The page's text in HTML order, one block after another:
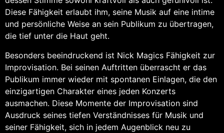
Diese Fähigkeit erlaubt ihm, seine Musik auf eine intime
und persönliche Weise an sein Publikum zu übertragen,
die tief unter die Haut geht.
Besonders beeindruckend ist Nick Magics Fähigkeit zur
Improvisation. Bei seinen Auftritten überrascht er das
Publikum immer wieder mit spontanen Einlagen, die den
einzigartigen Charakter eines jeden Konzerts
ausmachen. Diese Momente der Improvisation sind
Ausdruck seines tiefen Verständnisses für Musik und
seiner Fähigkeit, sich in jedem Augenblick neu zu